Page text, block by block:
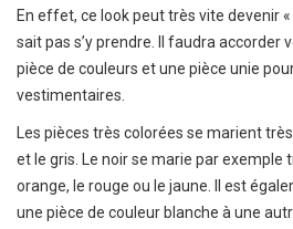
En effet, ce look peut très vite devenir
sait pas s’y prendre. Il faudra accorder
pièce de couleurs et une pièce unie
vestimentaires.
Les pièces très colorées se marient
et le gris. Le noir se marie par exemple
orange, le rouge ou le jaune. Il est
une pièce de couleur blanche à une